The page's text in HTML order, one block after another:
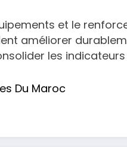
et le
améliorer
les
Du Maroc